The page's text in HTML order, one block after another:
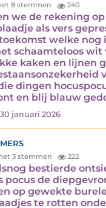
8 stemmen 240
we de rekening op
als vers
welke nog
schaamteloos wit
kaken en lijnen
dingen
en blij blauw
30 januari 2026
3 stemmen 222
bestierde
pocus de
op gewekte
te rotten